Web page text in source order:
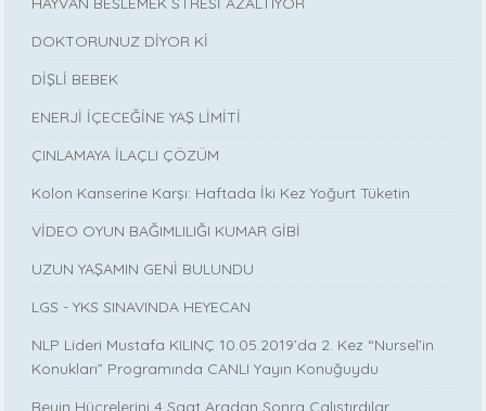
DOKTORUNUZ DİYOR Kİ
DİŞLİ BEBEK
ENERJİ İÇECEĞİNE YAŞ LİMİTİ
ÇINLAMAYA İLAÇLI ÇÖZÜM
Kolon Kanserine Karşı: Haftada İki Kez Yoğurt Tüketin
VİDEO OYUN BAĞIMLILIĞI KUMAR GİBİ
UZUN YAŞAMIN GENİ BULUNDU
LGS - YKS SINAVINDA HEYECAN
NLP Lideri Mustafa KILINÇ 10.05.2019’da 2. Kez “Nursel’in
Konukları” Programında CANLI Yayın Konuğuydu
Beyin Hücrelerini 4 Saat Aradan Sonra Çalıştırdılar